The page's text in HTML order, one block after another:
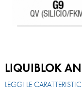
LIQUIBLOK
LEGGI LE